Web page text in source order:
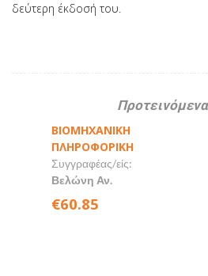
δεύτερη έκδοσή του.
ΒΙΟΜΗΧΑΝΙΚΗ
ΠΛΗΡΟΦΟΡΙΚΗ
Συγγραφέας/είς:
Βελώνη Αν.
€60.85